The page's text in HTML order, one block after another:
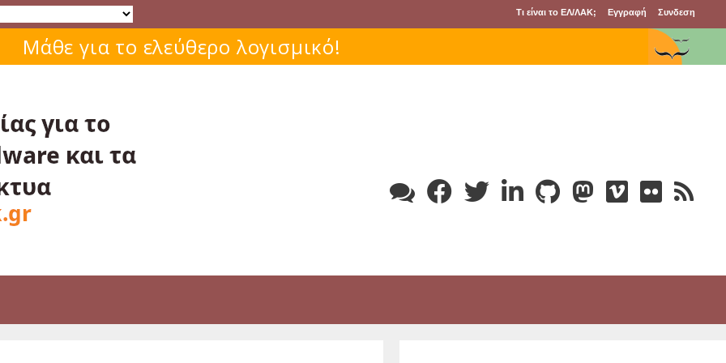
Τι είναι το ΕΛ/ΛΑΚ; Εγγραφή Συνδεση
Μάθε για το ελεύθερο λογισμικό!